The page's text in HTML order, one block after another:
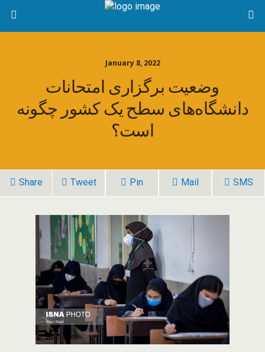
January 8, 2022
وضعیت برگزاری امتحانات
دانشگاه‌های سطح یک کشور چگونه
است؟
Share Tweet Pin Mail SMS